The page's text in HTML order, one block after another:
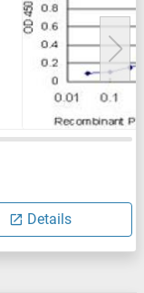
Details